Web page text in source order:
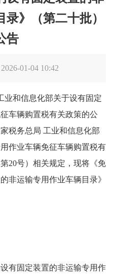
》（第二十批）
告
2026-01-04 10:42
业和信息化部关于设有固定
车辆购置税有关政策的公
家税务总局 工业和信息化部
作业车辆免征车辆购置税有
第20号）相关规定，现将《免
非运输专用作业车辆目录》
有固定装置的非运输专用作